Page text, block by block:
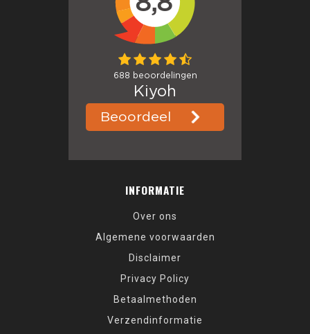
INFORMATIE
Over ons
Algemene voorwaarden
Disclaimer
Privacy Policy
Betaalmethoden
Verzendinformatie